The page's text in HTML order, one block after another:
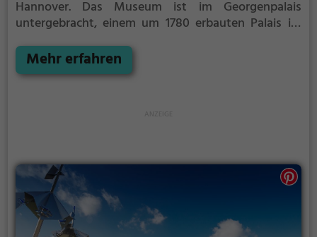
Hannover. Das Museum ist im Georgenpalais
untergebracht, einem um 1780 erbauten Palais im
Wilhelm-Busch-Gesellschaft.
Mehr erfahren